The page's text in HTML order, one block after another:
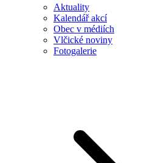
Aktuality
Kalendář akcí
Obec v médiích
Vlčické noviny
Fotogalerie